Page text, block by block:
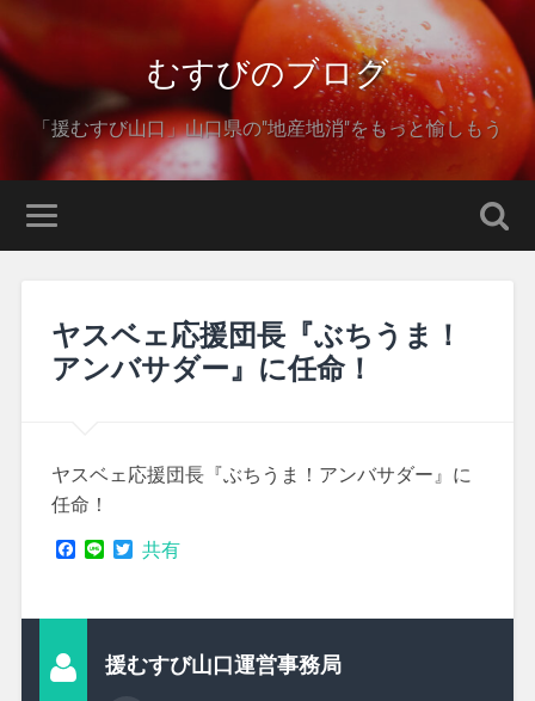
むすびのブログ
「援むすび山口」山口県の"地産地消"をもっと愉しもう
ヤスベェ応援団長『ぶちうま！
アンバサダー』に任命！
ヤスベェ応援団長『ぶちうま！アンバサダー』に
任命！
Facebook
LineTwitter
共有
援むすび山口運営事務局